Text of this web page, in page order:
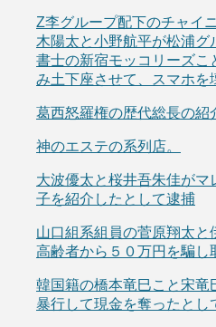
Z李グループ配下のチャイ
木陽太と小野航平が松浦
書士の新宿モッコリーズこ
み土下座させて、スマホを
葛西怒羅権の歴代総長の紹
神のエステの系列店。
大波優太と桜井吾朱佳が
子を紹介したとして逮捕
山口組系組員の菅原翔太
高齢者から５０万円を騙し
韓国籍の橋本竜巳こと宋竜
暴行して現金を奪ったとし